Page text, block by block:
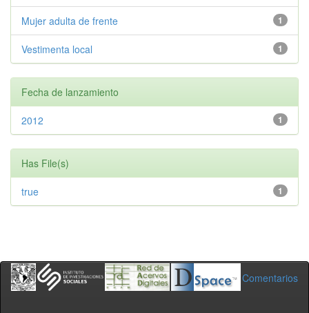
1
Mujer adulta de frente
1
Vestimenta local
Fecha de lanzamiento
1
2012
Has File(s)
1
true
Comentarios